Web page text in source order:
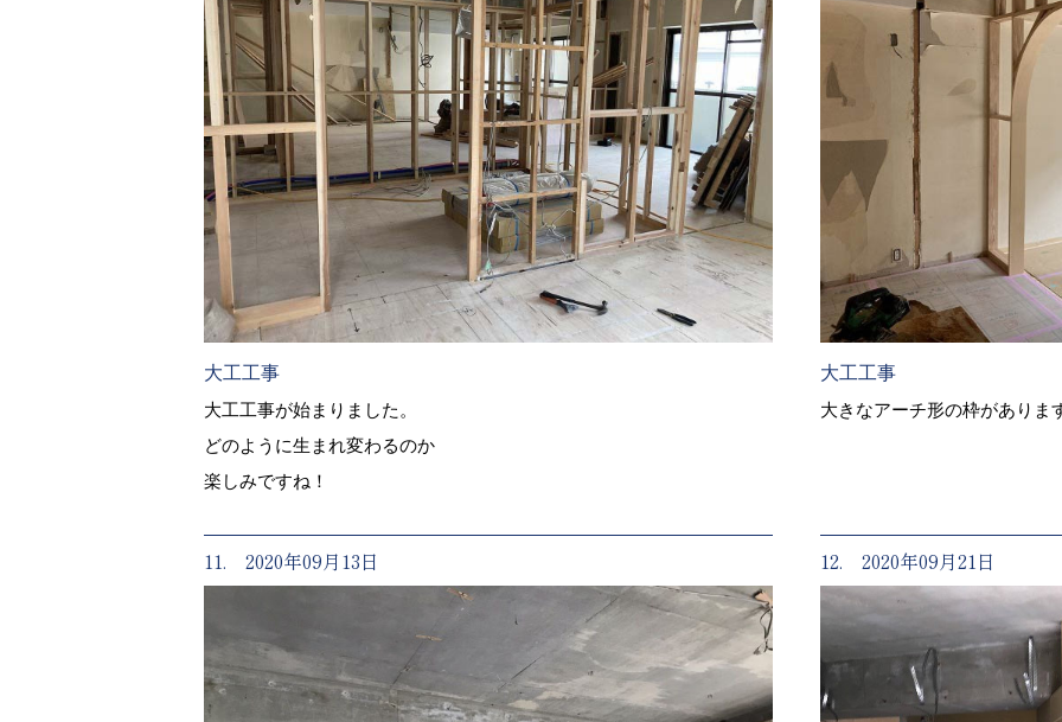
大工工事
大工工事が始まりました。
どのように生まれ変わるのか
楽しみですね！
大工工事
大きなアーチ形の枠がありま
11. 2020年09月13日 12. 2020年09月21日